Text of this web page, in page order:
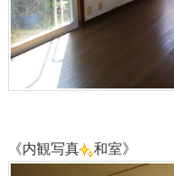
《内観写真 和室》